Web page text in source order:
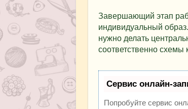
Завершающий этап
индивидуальный
нужно делать
соответственно схемы
Сервис онлайн-
Попробуйте сервис